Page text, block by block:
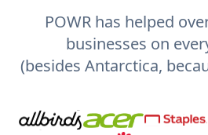
POWR has helped
businesses on
(besides Antarctica,